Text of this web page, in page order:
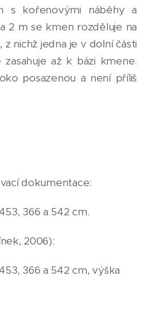
s kořenovými náběhy a
2 m se kmen rozděluje na
nichž jedna je v dolní části
až k bázi kmene.
posazenou a není příliš
dokumentace:
366 a 542 cm.
2006):
366 a 542 cm, výška